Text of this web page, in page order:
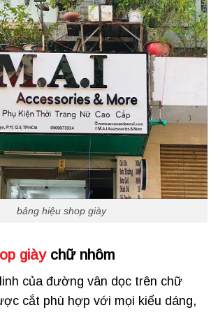
bảng hiệu shop giày
giàychữ nhôm
của đường vân dọc trên chữ
cắt phù hợp với mọi kiểu dáng,